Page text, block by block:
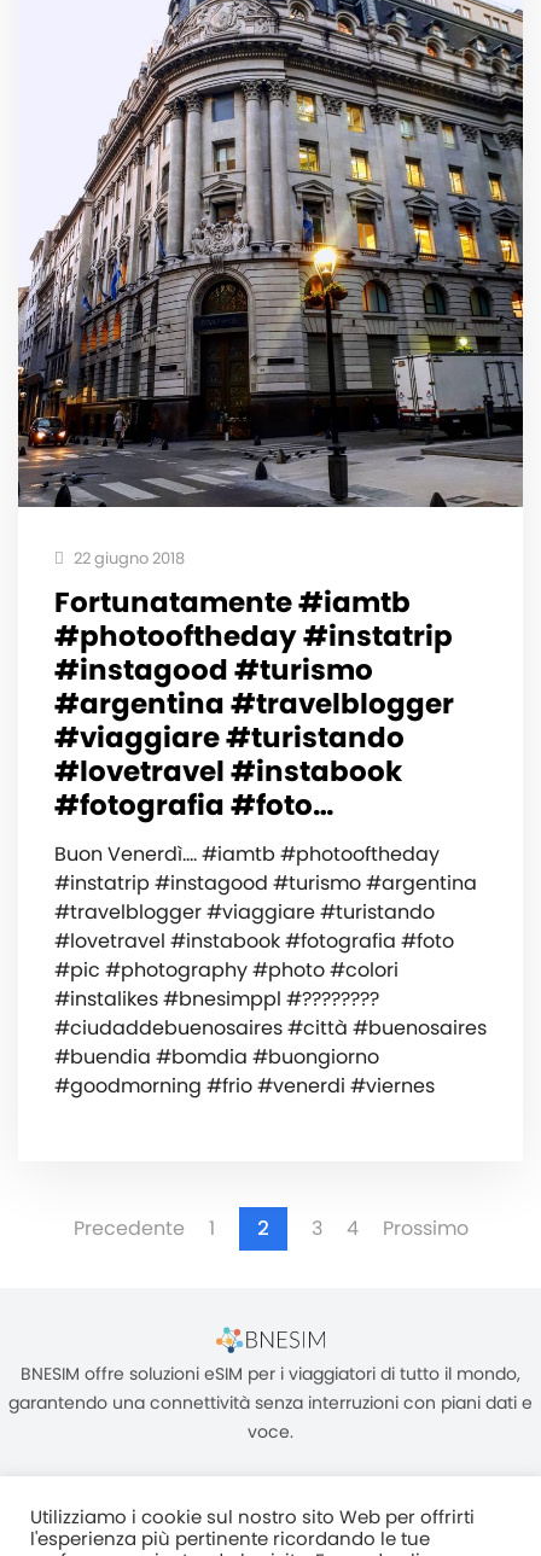
22 giugno 2018
Fortunatamente #iamtb
#photooftheday #instatrip
#instagood #turismo
#argentina #travelblogger
#viaggiare #turistando
#lovetravel #instabook
#fotografia #foto…
Buon Venerdì…. #iamtb #photooftheday
#instatrip #instagood #turismo #argentina
#travelblogger #viaggiare #turistando
#lovetravel #instabook #fotografia #foto
#pic #photography #photo #colori
#instalikes #bnesimppl #????????
#ciudaddebuenosaires #città #buenosaires
#buendia #bomdia #buongiorno
#goodmorning #frio #venerdi #viernes
Precedente 1 2 3 4 Prossimo
BNESIM offre soluzioni eSIM per i viaggiatori di tutto il mondo,
garantendo una connettività senza interruzioni con piani dati e
voce.
Utilizziamo i cookie sul nostro sito Web per offrirti
l'esperienza più pertinente ricordando le tue